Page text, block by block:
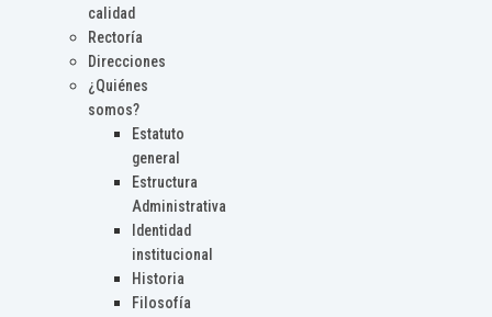
calidad
Rectoría
Direcciones
¿Quiénes
somos?
Estatuto
general
Estructura
Administrativa
Identidad
institucional
Historia
Filosofía